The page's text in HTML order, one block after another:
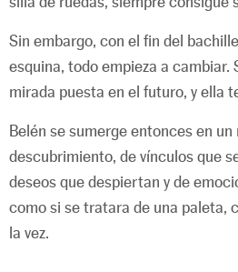
Sin embargo, con el fin del
esquina, todo empieza a cambiar.
mirada puesta en el futuro, y ella
Belén se sumerge entonces en
descubrimiento, de vínculos que
deseos que despiertan y de
como si se tratara de una paleta,
la vez.